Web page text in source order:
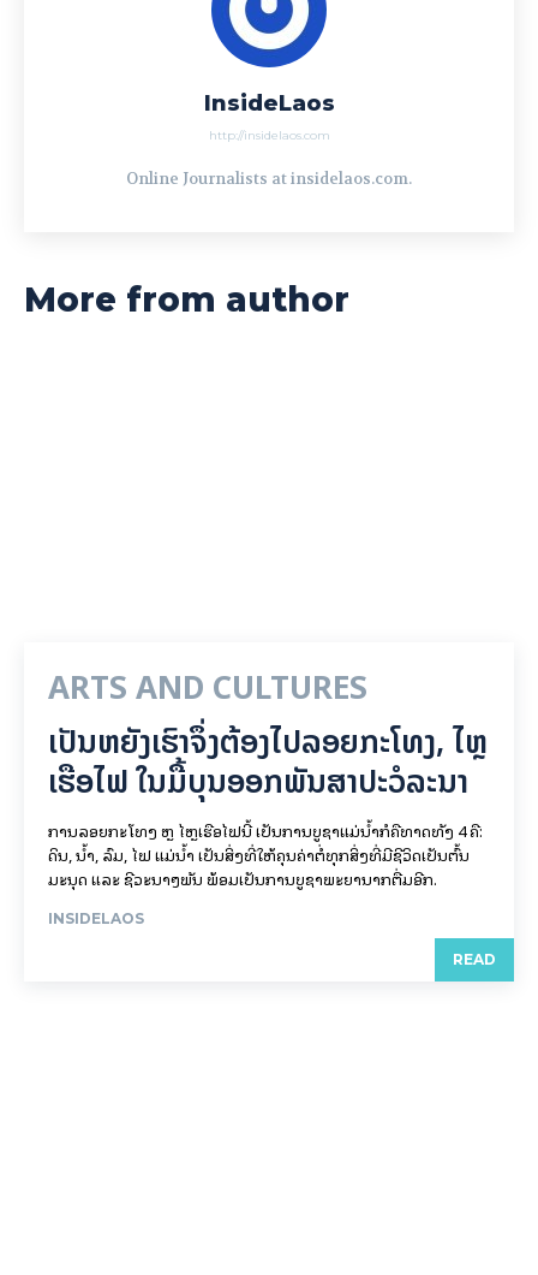
InsideLaos
http://insidelaos.com
Online Journalists at insidelaos.com.
More from author
ARTS AND CULTURES
ເປັນ​ຫຍັງ​ເຮົາ​ຈຶ່ງ​ຕ້ອງ​ໄປລອຍ​ກະ​ໂທງ, ໄຫຼ​
ເຮືອ​ໄຟ ໃນ​ມື້​​ບຸນ​ອອກ​ພັນ​ສາ​ປະ​ວໍ​ລະ​ນາ
ການລອຍ​ກະ​ໂທງ ຫຼື ໄຫຼເຮືອໄຟນີ້ ເປັນການບູຊາແມ່ນໍ້າກໍຄືທາດທັງ 4 ຄື:
ດິນ, ນໍ້າ, ລົມ, ໄຟ ແມ່ນໍ້າ ເປັນສິ່ງທີ່ໃຫ້ຄຸນຄ່າຕໍ່ທຸກສິ່ງທີ່ມີຊີວິດເປັນຕົ້ນ
ມະນຸດ ແລະ ຊີວະນາໆພັນ ພ້ອມເປັນການບູຊາພະຍານາກຕື່ມອີກ.
INSIDELAOS
READ